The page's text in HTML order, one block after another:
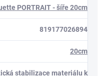
PORTRAIT - šíře 20cm
819177026894
20cm
stabilizace materiálu k